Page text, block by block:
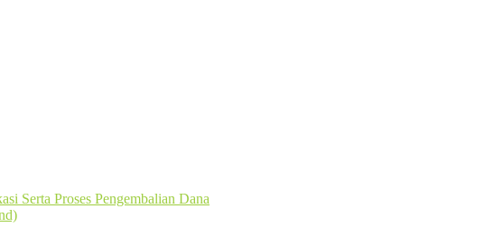
Serta Proses Pengembalian Dana